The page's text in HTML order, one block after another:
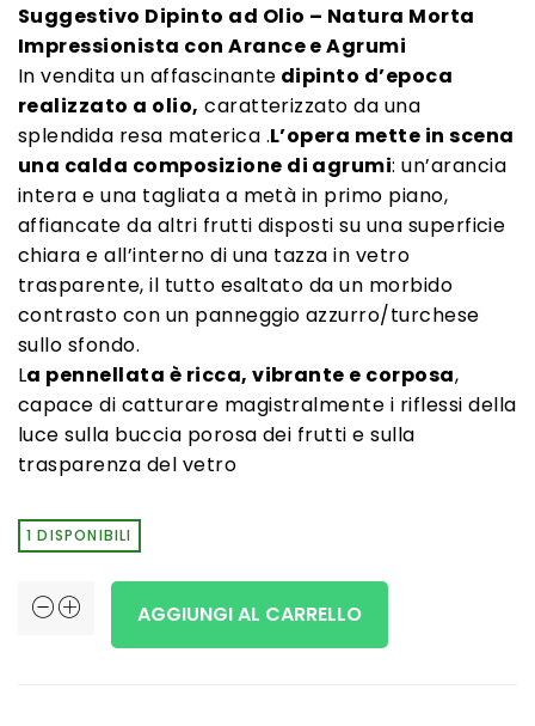
Suggestivo Dipinto ad Olio – Natura Morta
Impressionista con Arance e Agrumi
In vendita un affascinante dipinto d’epoca
realizzato a olio, caratterizzato da una
splendida resa materica .L’opera mette in scena
una calda composizione di agrumi: un’arancia
intera e una tagliata a metà in primo piano,
affiancate da altri frutti disposti su una superficie
chiara e all’interno di una tazza in vetro
trasparente, il tutto esaltato da un morbido
contrasto con un panneggio azzurro/turchese
sullo sfondo.
La pennellata è ricca, vibrante e corposa,
capace di catturare magistralmente i riflessi della
luce sulla buccia porosa dei frutti e sulla
trasparenza del vetro
1 DISPONIBILI
Natura
Morta
AGGIUNGI AL CARRELLO